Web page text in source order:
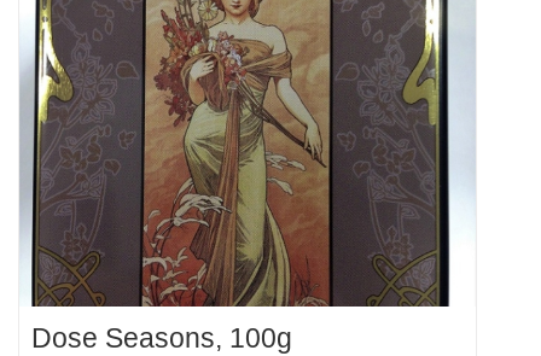
Dose Seasons, 100g